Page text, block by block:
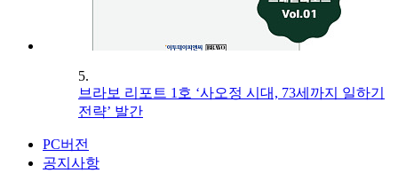
5.
브라보 리포트 1호 ‘사오정 시대, 73세까지 일하기
전략’ 발간
PC버전
공지사항